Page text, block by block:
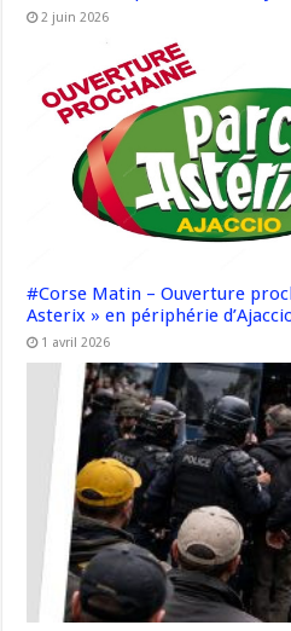
2 juin 2026
#Corse Matin – Ouverture
Asterix » en périphérie
1 avril 2026